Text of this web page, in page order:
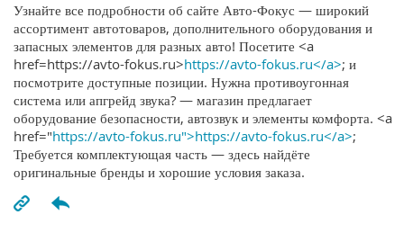
Узнайте все подробности об сайте Авто-Фокус — широкий
ассортимент автотоваров, дополнительного оборудования и
запасных элементов для разных авто! Посетите <a
href=https://avto-fokus.ru>https://avto-fokus.ru</a>; и
посмотрите доступные позиции. Нужна противоугонная
система или апгрейд звука? — магазин предлагает
оборудование безопасности, автозвук и элементы комфорта. <a
href="https://avto-fokus.ru">https://avto-fokus.ru</a>;
Требуется комплектующая часть — здесь найдёте
оригинальные бренды и хорошие условия заказа.